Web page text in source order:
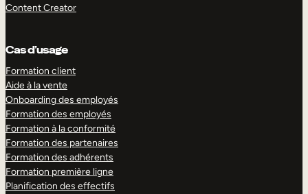
Content Creator
Cas d’usage
Formation client
Aide à la vente
Onboarding des employés
Formation des employés
Formation à la conformité
Formation des partenaires
Formation des adhérents
Formation première ligne
Planification des effectifs